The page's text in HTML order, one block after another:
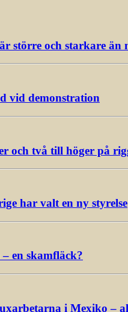
större och starkare än
vid demonstration
och två till höger på
har valt en ny styrelse
en skamfläck?
i Mexiko –